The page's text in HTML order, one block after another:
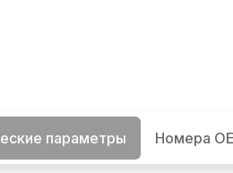
параметры Номера